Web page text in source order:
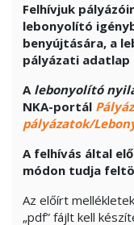
Felhívjuk
lebonyolító
benyújtására, a
pályázati adatlap
A lebonyolító
NKA-portál
pályázatok/
A felhívás által
módon tudja
Az előírt
„pdf” fájlt kell